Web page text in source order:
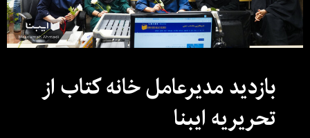
بازدید مدیرعامل خانه کتاب از
تحریریه ایبنا